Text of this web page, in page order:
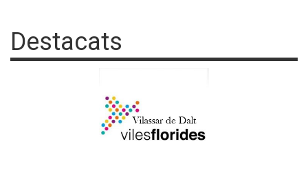
Destacats